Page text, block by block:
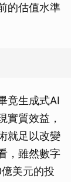
的估值水準
竟生成式AI
實質效益，
就足以改變
，雖然數字
美元的投